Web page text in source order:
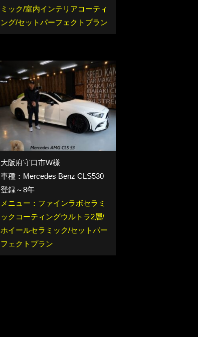
ミック/室内インテリアコーティ
ング/セットパーフェクトプラン
大阪府守口市W様
車種：Mercedes Benz CLS530
登録～8年
メニュー：ファインラボセラミ
ックコーティングウルトラ2層/
ホイールセラミック/セットパー
フェクトプラン